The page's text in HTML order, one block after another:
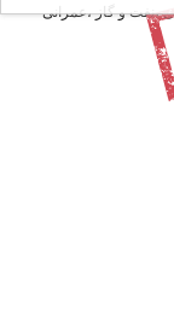
،نفت و گاز ،عمرانی